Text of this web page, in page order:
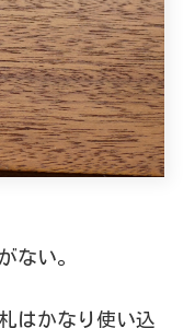
ない。
はかなり使い込